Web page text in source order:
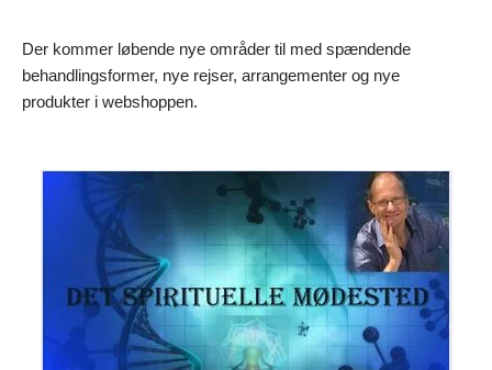
Der kommer løbende nye områder til med spændende
behandlingsformer, nye rejser, arrangementer og nye
produkter i webshoppen.